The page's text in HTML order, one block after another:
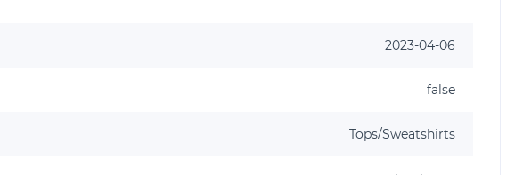
2023-04-06
false
Tops/Sweatshirts